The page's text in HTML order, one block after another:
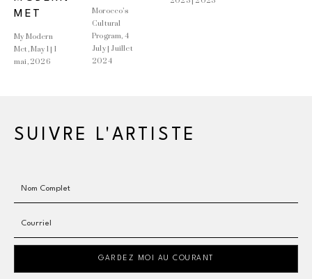
MET
My Modern
Met, May 1 | 1
mai, 2026
Morocco’s
Cultural
Program, 4
July | Juillet
2024
SUIVRE L'ARTISTE
Nom Complet
Courriel
GARDEZ MOI AU COURANT